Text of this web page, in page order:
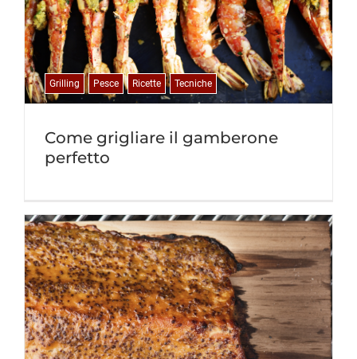
Come grigliare il gamberone
perfetto
Grilling Pesce Ricette Tecniche